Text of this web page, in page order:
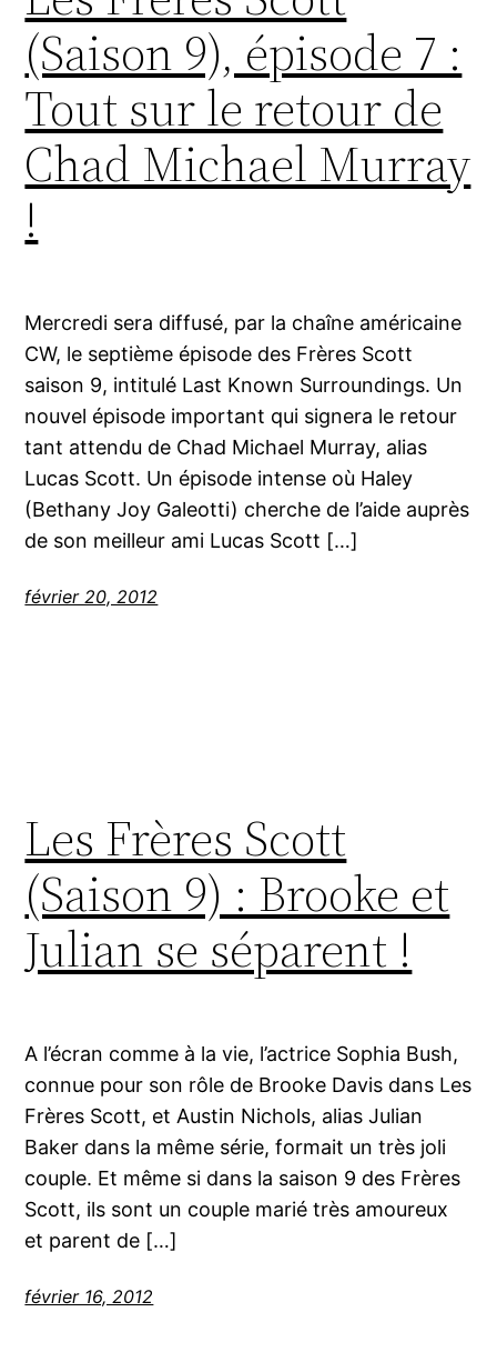
(Saison 9), épisode 7 :
Tout sur le retour de
Chad Michael Murray
!
Mercredi sera diffusé, par la chaîne américaine
CW, le septième épisode des Frères Scott
saison 9, intitulé Last Known Surroundings. Un
nouvel épisode important qui signera le retour
tant attendu de Chad Michael Murray, alias
Lucas Scott. Un épisode intense où Haley
(Bethany Joy Galeotti) cherche de l’aide auprès
de son meilleur ami Lucas Scott […]
février 20, 2012
Les Frères Scott
(Saison 9) : Brooke et
Julian se séparent !
A l’écran comme à la vie, l’actrice Sophia Bush,
connue pour son rôle de Brooke Davis dans Les
Frères Scott, et Austin Nichols, alias Julian
Baker dans la même série, formait un très joli
couple. Et même si dans la saison 9 des Frères
Scott, ils sont un couple marié très amoureux
et parent de […]
février 16, 2012